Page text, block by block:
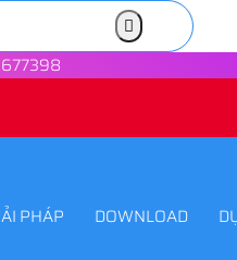
PHÁP DOWNLOAD